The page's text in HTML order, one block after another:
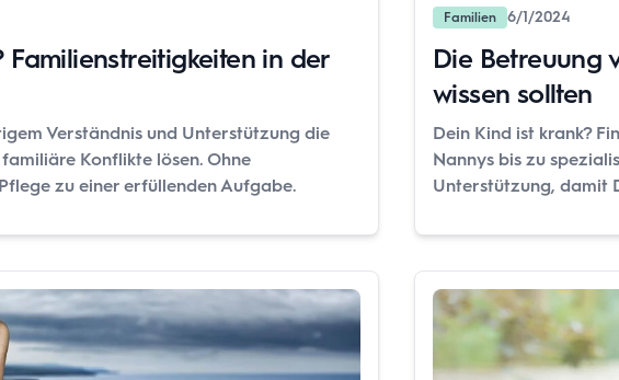
in der
Verständnis und Unterstützung die
Konflikte lösen. Ohne
zu einer erfüllenden Aufgabe.
Familien 6/1/2024
Die Betreuung
wissen sollten
Dein Kind ist krank?
Nannys bis zu
Unterstützung, damit